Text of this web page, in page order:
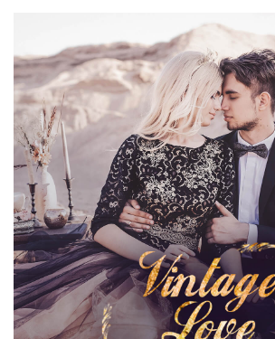
Descărcare gratuită